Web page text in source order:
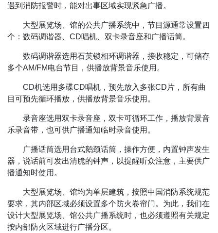
遇到消防报警时，能对出事区域实现紧急广播。
大型展览场、馆的公共广播系统中，节目源通常设置四
个：数码调谐器、CD唱机、双卡录音座和广播话筒。
数码调谐器选用石英锁相环调谐器，接收稳定，可储存
多个AM/FM电台节目，供播放背景音乐使用。
CD机选用多碟CD唱机，预先放入多张CD片，所有曲
目可预先循环播放，供播放背景音乐使用。
录音座选用双卡录音座，双卡可循环工作，播放背景音
乐录音带，也可供广播通知临时录音使用。
广播话筒选用台式鹅颈话筒，操作方便，内置钟声发生
器，说话前可发出清脆的钟声，以提醒听众注意，主要供广
播通知时使用。
大型展览场、馆均为单层建筑，按照中国消防系统规范
要求，其内部区域必须设置多个防火卷帘门。为此，我们在
设计大型展览场、馆公共广播系统时，也必须遵照有关规定
按内部防火区域进行广播分区。